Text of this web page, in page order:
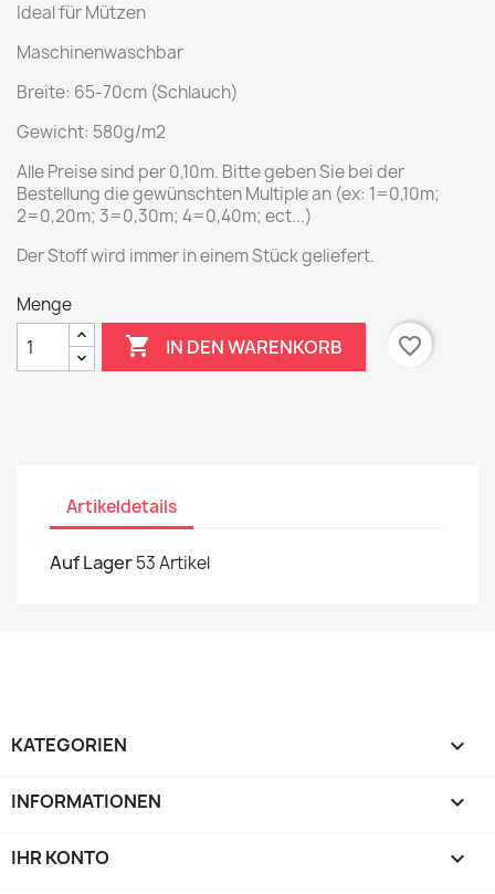
Ideal für Mützen
Maschinenwaschbar
Breite: 65-70cm (Schlauch)
Gewicht: 580g/m2
Alle Preise sind per 0,10m. Bitte geben Sie bei der
Bestellung die gewünschten Multiple an (ex: 1=0,10m;
2=0,20m; 3=0,30m; 4=0,40m; ect...)
Der Stoff wird immer in einem Stück geliefert.
Menge
 IN DEN WARENKORB favorite_border
Artikeldetails
Auf Lager53 Artikel
KATEGORIEN 
INFORMATIONEN 
IHR KONTO 